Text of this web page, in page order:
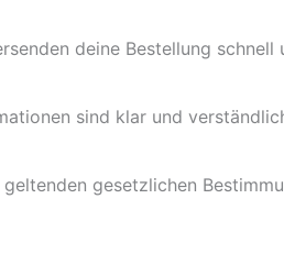
deine Bestellung
sind klar und
gesetzlichen